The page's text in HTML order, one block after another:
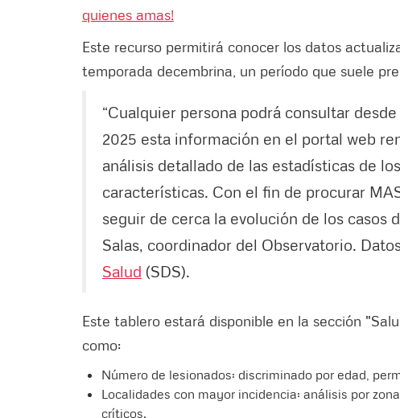
quienes amas!
Este recurso permitirá conocer los datos
temporada decembrina, un período que suele
“Cualquier persona podrá consultar
2025 esta información en el portal web
análisis detallado de las estadísticas de
características. Con el fin de procurar
seguir de cerca la evolución de los casos
Salas, coordinador del Observatorio.
Salud (SDS).
Este tablero estará disponible en la sección
como:
Número de lesionados: discriminado por edad,
Localidades con mayor incidencia: análisis por
críticos.